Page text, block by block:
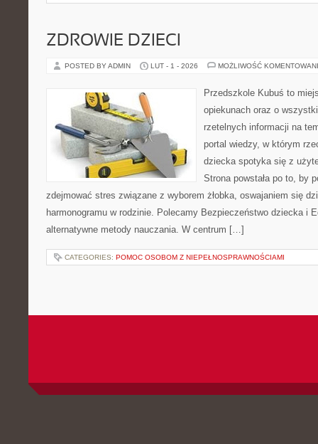
ZDROWIE DZIECI
POSTED BY ADMIN LUT - 1 - 2026 MOŻLIWOŚĆ
Przedszkole Kubuś to
opiekunach oraz o
rzetelnych informacji na
portal wiedzy, w którym
dziecka spotyka się z
Strona powstała po to, by
zdejmować stres związane z wyborem żłobka, oswajaniem się
harmonogramu w rodzinie. Polecamy Bezpieczeństwo dziecka i
alternatywne metody nauczania. W centrum […]
CATEGORIES: POMOC OSOBOM Z NIEPEŁNOSPRAWNOŚCIAMI